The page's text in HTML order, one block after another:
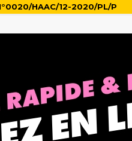
HAAC/12-2020/PL/P